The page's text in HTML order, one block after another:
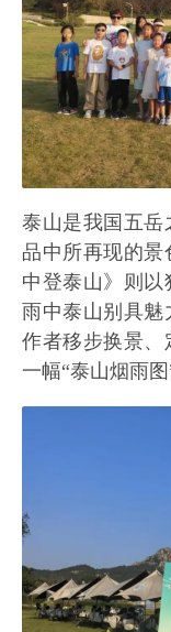
泰山是我国五
品中所再现的
中登泰山》则
雨中泰山别具
作者移步换景、
一幅“泰山烟雨